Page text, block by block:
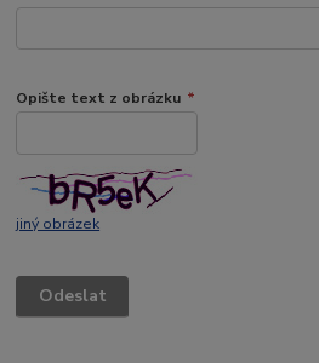
Opište text z obrázku *
jiný obrázek